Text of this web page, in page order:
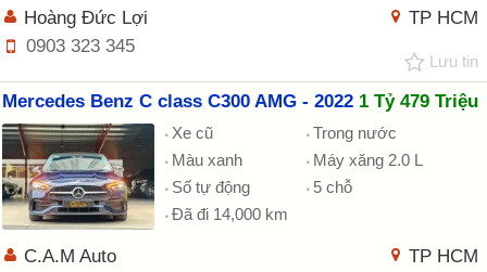
TP HCM
Hoàng Đức Lợi
0903 323 345
Lưu tin
Mercedes Benz C class C300 AMG - 2022 1 Tỷ 479 Triệu
Xe cũ
Trong nước
Màu xanh
Máy xăng 2.0 L
Số tự động
5 chỗ
Đã đi 14,000 km
TP HCM
C.A.M Auto